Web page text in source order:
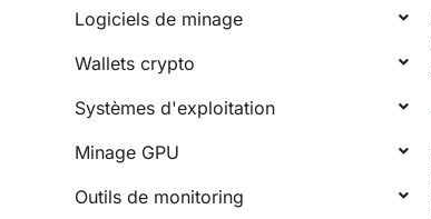
Logiciels de minage
Wallets crypto
Systèmes d'exploitation
Minage GPU
Outils de monitoring